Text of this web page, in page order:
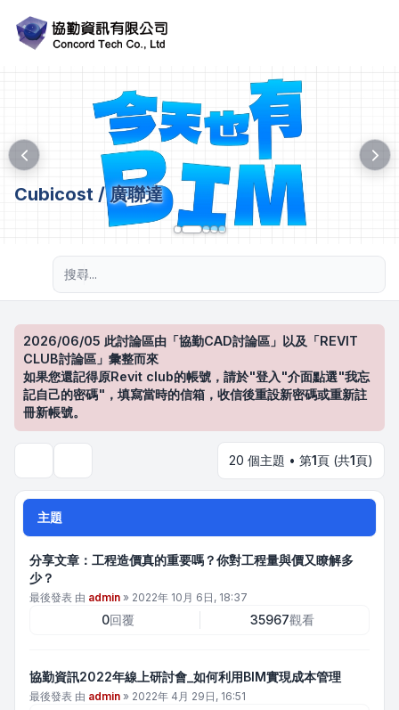
Cubicost / 廣聯達
2026/06/05 此討論區由「協勤CAD討論區」以及「REVIT
CLUB討論區」彙整而來
如果您還記得原Revit club的帳號，請於"登入"介面點選"我忘
記自己的密碼"，填寫當時的信箱，收信後重設新密碼或重新註
冊新帳號。
20 個主題 • 第1頁 (共1頁)
主題
分享文章：工程造價真的重要嗎？你對工程量與價又瞭解多
少？
最後發表 由 admin » 2022年 10月 6日, 18:37
0回覆 35967觀看
協勤資訊2022年線上研討會_如何利用BIM實現成本管理
最後發表 由 admin » 2022年 4月 29日, 16:51